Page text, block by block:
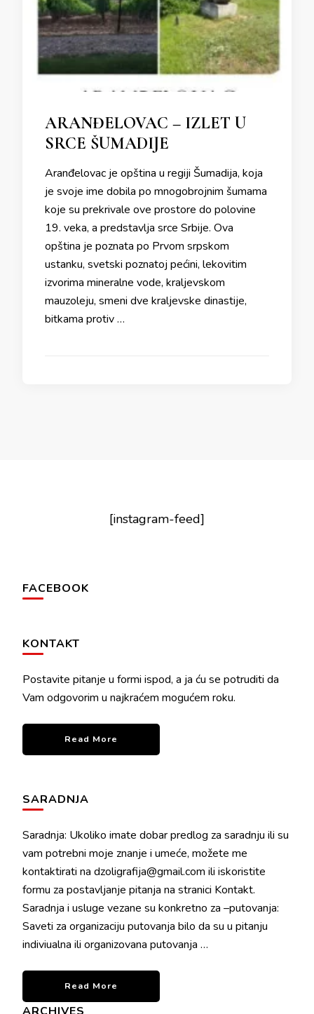
ARANĐELOVAC – IZLET U
SRCE ŠUMADIJE
Aranđelovac je opština u regiji Šumadija, koja
je svoje ime dobila po mnogobrojnim šumama
koje su prekrivale ove prostore do polovine
19. veka, a predstavlja srce Srbije. Ova
opština je poznata po Prvom srpskom
ustanku, svetski poznatoj pećini, lekovitim
izvorima mineralne vode, kraljevskom
mauzoleju, smeni dve kraljevske dinastije,
bitkama protiv …
[instagram-feed]
FACEBOOK
KONTAKT
Postavite pitanje u formi ispod, a ja ću se potruditi da
Vam odgovorim u najkraćem mogućem roku.
Read More
SARADNJA
Saradnja: Ukoliko imate dobar predlog za saradnju ili su
vam potrebni moje znanje i umeće, možete me
kontaktirati na dzoligrafija@gmail.com ili iskoristite
formu za postavljanje pitanja na stranici Kontakt.
Saradnja i usluge vezane su konkretno za –putovanja:
Saveti za organizaciju putovanja bilo da su u pitanju
indiviualna ili organizovana putovanja …
Read More